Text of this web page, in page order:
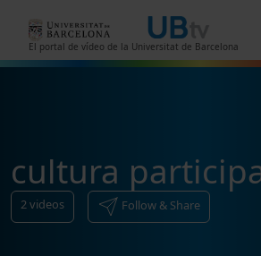
El portal de vídeo de la Universitat de Barcelona
cultura
2videos Follow & Share